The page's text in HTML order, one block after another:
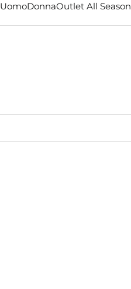
UomoDonnaOutlet All Season